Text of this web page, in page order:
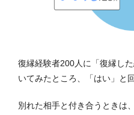
復縁経験者200人に「復縁し
いてみたところ、「はい」と
別れた相手と付き合うときは、